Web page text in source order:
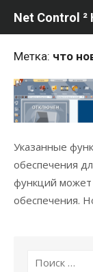
Net Control ²
Метка: что
Указанные
обеспечения
функций может
обеспечения.
Поиск